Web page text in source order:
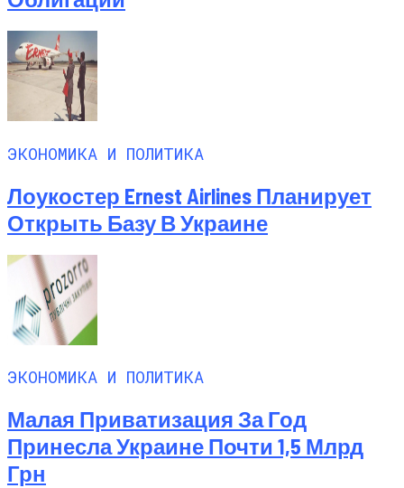
ЭКОНОМИКА И ПОЛИТИКА
Лоукостер Ernest Airlines Планирует
Открыть Базу В Украине
ЭКОНОМИКА И ПОЛИТИКА
Малая Приватизация За Год
Принесла Украине Почти 1,5 Млрд
Грн